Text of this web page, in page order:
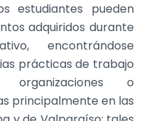
estudiantes pueden
adquiridos durante
encontrándose
prácticas de trabajo
organizaciones o
principalmente en las